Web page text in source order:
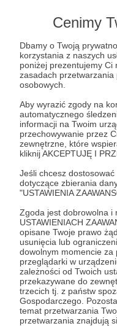
Cenimy
Dbamy o Twoją
korzystania z naszych
poniżej prezentujemy Ci
zasadach
osobowych.
Aby wyrazić zgody na
automatycznego
informacji na Twoim
przechowywanie przez
zewnętrzne, które
kliknij AKCEPTUJĘ I
Jeśli chcesz
dotyczące zbierania
"USTAWIENIA
Zgoda jest dobrowolna i
USTAWIENIACH
opisane Twoje prawo
usunięcia lub
dowolnym momencie za
przeglądarki w
zależności od Twoich
przekazywane do
trzecich tj. z państw
Gospodarczego.
temat przetwarzania
przetwarzania znajdują
wycieczkowo -
Na pewno nie raz
z pewnymi cieniami.
Zobaczcie jak
niczym doświetlane.
Lightroom można
portret ludzie
Dołącz
Wesprzyj